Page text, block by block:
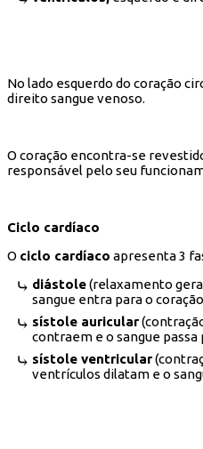
No lado esquerdo do coração
direito sangue venoso.
O coração encontra-se
responsável pelo seu
Ciclo cardíaco
O ciclo cardíaco apresenta 3
diástole(relaxamento
sangue entra para o
sístole auricular
contraem e o sangue passa
sístole ventricular
ventrículos dilatam e o